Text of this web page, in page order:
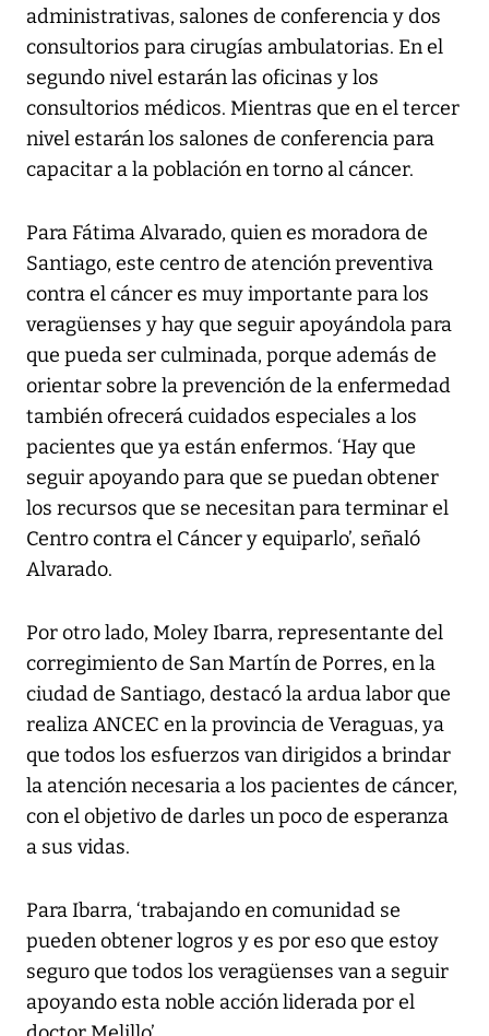
administrativas, salones de conferencia y dos
consultorios para cirugías ambulatorias. En el
segundo nivel estarán las oficinas y los
consultorios médicos. Mientras que en el tercer
nivel estarán los salones de conferencia para
capacitar a la población en torno al cáncer.
Para Fátima Alvarado, quien es moradora de
Santiago, este centro de atención preventiva
contra el cáncer es muy importante para los
veragüenses y hay que seguir apoyándola para
que pueda ser culminada, porque además de
orientar sobre la prevención de la enfermedad
también ofrecerá cuidados especiales a los
pacientes que ya están enfermos. ‘Hay que
seguir apoyando para que se puedan obtener
los recursos que se necesitan para terminar el
Centro contra el Cáncer y equiparlo’, señaló
Alvarado.
Por otro lado, Moley Ibarra, representante del
corregimiento de San Martín de Porres, en la
ciudad de Santiago, destacó la ardua labor que
realiza ANCEC en la provincia de Veraguas, ya
que todos los esfuerzos van dirigidos a brindar
la atención necesaria a los pacientes de cáncer,
con el objetivo de darles un poco de esperanza
a sus vidas.
Para Ibarra, ‘trabajando en comunidad se
pueden obtener logros y es por eso que estoy
seguro que todos los veragüenses van a seguir
apoyando esta noble acción liderada por el